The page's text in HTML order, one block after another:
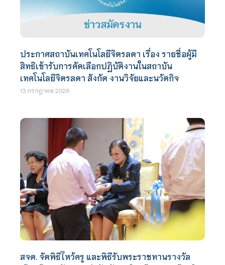
ประกาศสถาบันเทคโนโลยีจิตรลดา เรื่อง รายชื่อผู้มี
สิทธิเข้ารับการคัดเลือกปฏิบัติงานในสถาบัน
เทคโนโลยีจิตรลดา สังกัด งานวิจัยและนวัตกิจ
13 กรกฎาคม 2026
สจด. จัดพิธีไหว้ครู และพิธีรับพระราชทานรางวัล